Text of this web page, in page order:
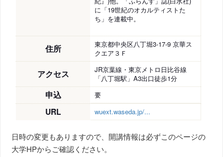
に「19世紀のオカルティストた
ち」を連載中。
住所
東京都中央区八丁堀3-17-9 京華ス
クエア３Ｆ
アクセス
JR京葉線・東京メトロ日比谷線
「八丁堀駅」A3出口徒歩1分
申込 要
URL wuext.waseda.jp/...
日時の変更もありますので、開講情報は必ずこのページの
大学HPからご確認ください。